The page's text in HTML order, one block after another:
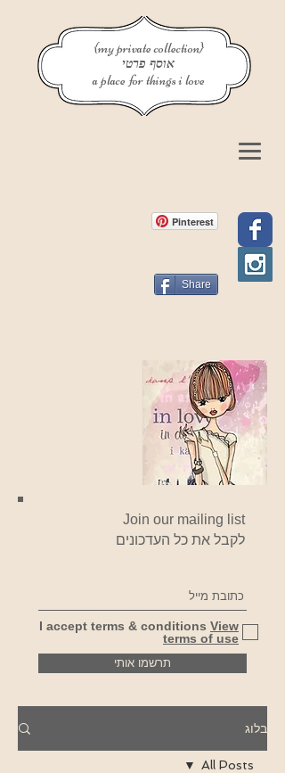
{my private collection}
אוסף פרטי
a place for things i love
Pinterest
Share
Join our mailing list
לקבל את כל העדכונים
I accept terms & conditions View
terms of use
תרשמו אותי
בלוג
All Posts